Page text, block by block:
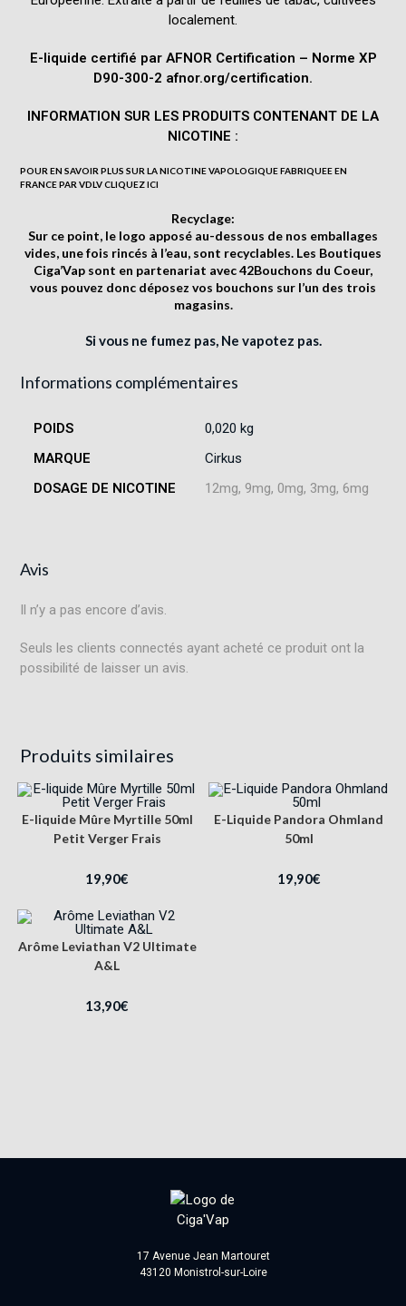
localement.
E-liquide certifié par AFNOR Certification – Norme XP
D90-300-2 afnor.org/certification.
INFORMATION SUR LES PRODUITS CONTENANT DE LA
NICOTINE :
POUR EN SAVOIR PLUS SUR LA NICOTINE VAPOLOGIQUE FABRIQUEE EN
FRANCE PAR VDLVCLIQUEZ ICI
Recyclage:
Sur ce point, le logo apposé au-dessous de nos emballages
vides, une fois rincés à l’eau, sont recyclables. Les Boutiques
Ciga’Vap sont en partenariat avec42Bouchons du Coeur,
vous pouvez donc déposez vos bouchons sur l’un des trois
magasins.
Si vous ne fumez pas, Ne vapotez pas.
Informations complémentaires
POIDS
0,020 kg
MARQUE
Cirkus
DOSAGE DE NICOTINE
12mg, 9mg, 0mg, 3mg, 6mg
Avis
Il n’y a pas encore d’avis.
Seuls les clients connectés ayant acheté ce produit ont la
possibilité de laisser un avis.
Produits similaires
E-liquide Mûre Myrtille 50ml
Petit Verger Frais
19,90€
E-Liquide Pandora Ohmland
50ml
19,90€
Arôme Leviathan V2 Ultimate
A&L
13,90€
17 Avenue Jean Martouret
43120 Monistrol-sur-Loire